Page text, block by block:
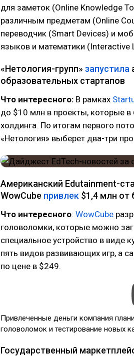
для заметок (Online Knowledge
различным предметам (Online
переводчик (Smart Devices) и
языков и математики (Interactive
«Нетология-групп» запустила
образовательных стартапов
Что интересного: В рамках
до $10 млн в проекты, которые
холдинга. По итогам первого
«Нетология» выберет два-три
Американский Edutainment-
WowCube привлек $1,4 млн от
Что интересного: WowCube
головоломки, которые можно
специальное устройство в виде
пять видов развивающих игр, а
по цене в $249.
Привлеченные деньги компания
головоломок и тестирование новых
Государственный